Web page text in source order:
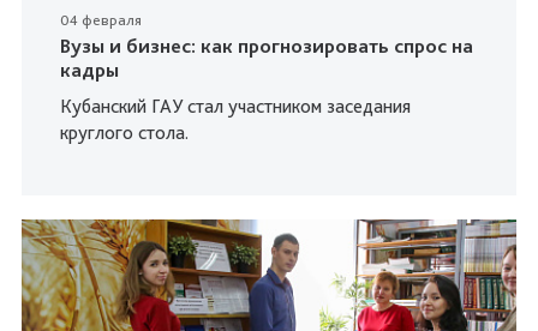
04 февраля
Вузы и бизнес: как прогнозировать спрос на
кадры
Кубанский ГАУ стал участником заседания
круглого стола.